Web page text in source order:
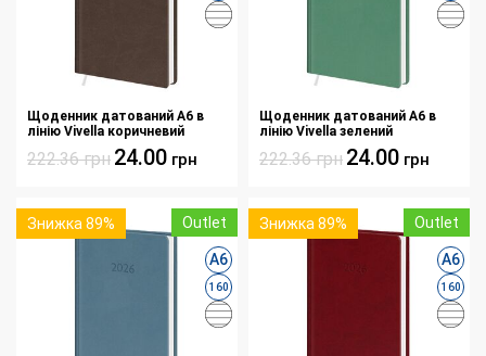
Щоденник датований А6 в
лінію Vivella коричневий
222.36 грн 24.00 грн
Щоденник датований А6 в
лінію Vivella зелений
222.36 грн 24.00 грн
Outlet
Знижка 89%
А6
160
Outlet
Знижка 89%
А6
160